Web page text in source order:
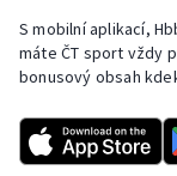
S mobilní aplikací,
máte ČT sport vždy
bonusový obsah